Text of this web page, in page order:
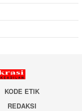
KODE ETIK
REDAKSI